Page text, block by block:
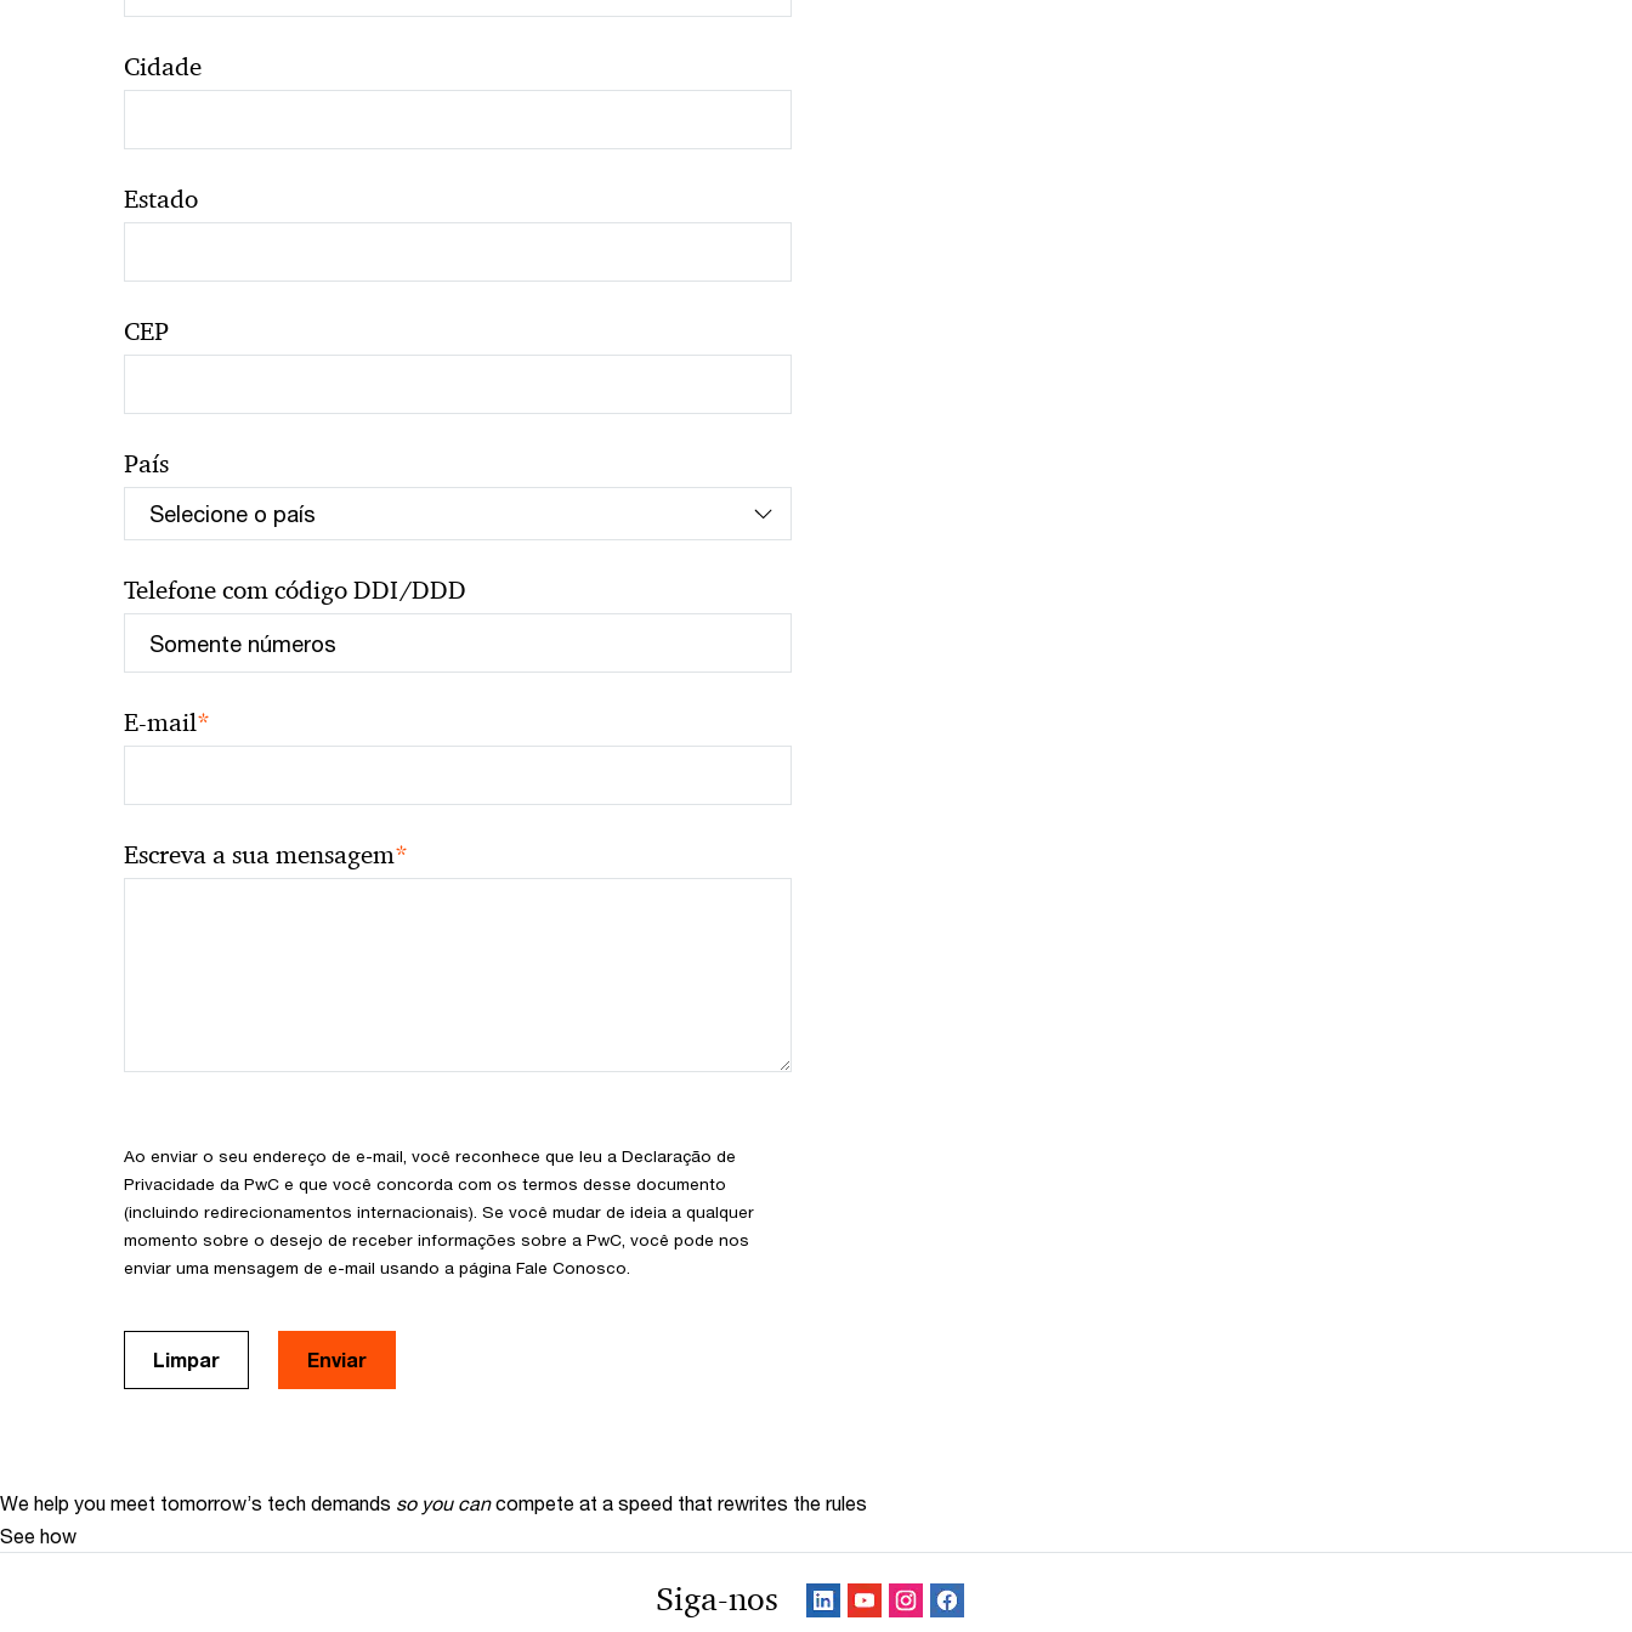
Cidade
Estado
CEP
País
Telefone com código DDI/DDD
E-mail*
Escreva a sua mensagem*
Ao enviar o seu endereço de e-mail, você reconhece que leu a Declaração de
Privacidade da PwC e que você concorda com os termos desse documento
(incluindo redirecionamentos internacionais). Se você mudar de ideia a qualquer
momento sobre o desejo de receber informações sobre a PwC, você pode nos
enviar uma mensagem de e-mail usando a página Fale Conosco.
Limpar Enviar
We help you meet tomorrow’s tech demands so you can compete at a speed that rewrites the rules
See how
Siga-nos